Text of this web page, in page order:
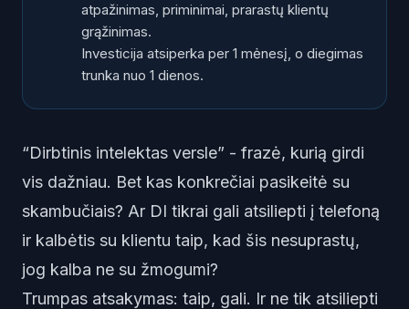
atpažinimas, priminimai, prarastų klientų
grąžinimas.
Investicija atsiperka per 1 mėnesį, o diegimas
trunka nuo 1 dienos.
“Dirbtinis intelektas versle” - frazė, kurią girdi
vis dažniau. Bet kas konkrečiai pasikeitė su
skambučiais? Ar DI tikrai gali atsiliepti į telefoną
ir kalbėtis su klientu taip, kad šis nesuprastų,
jog kalba ne su žmogumi?
Trumpas atsakymas: taip, gali. Ir ne tik atsiliepti